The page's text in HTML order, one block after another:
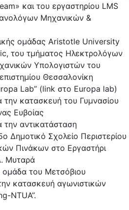
και του εργαστηρίου LMS
Μηχανικών &
ομάδας Aristotle University
του τμήματος Ηλεκτρολόγων
Υπολογιστών του
Θεσσαλονίκη
Lab” (link στο Europa lab)
την κατασκευή του Γυμνασίου
Ευβοίας
την αντικατάσταση
Δημοτικό Σχολείο Περιστερίου
Πινάκων στο Εργαστήρι
Μυταρά
του Μετσόβιου
κατασκευή αγωνιστικών
NTUA”.